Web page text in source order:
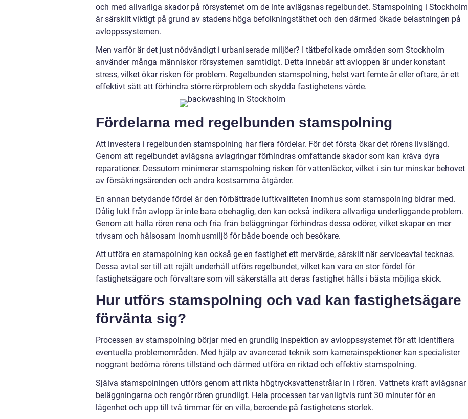
och med allvarliga skador på rörsystemet om de inte avlägsnas regelbundet. Stamspolning i Stockholm
är särskilt viktigt på grund av stadens höga befolkningstäthet och den därmed ökade belastningen på
avloppssystemen.
Men varför är det just nödvändigt i urbaniserade miljöer? I tätbefolkade områden som Stockholm
använder många människor rörsystemen samtidigt. Detta innebär att avloppen är under konstant
stress, vilket ökar risken för problem. Regelbunden stamspolning, helst vart femte år eller oftare, är ett
effektivt sätt att förhindra större rörproblem och skydda fastighetens värde.
Fördelarna med regelbunden stamspolning
Att investera i regelbunden stamspolning har flera fördelar. För det första ökar det rörens livslängd.
Genom att regelbundet avlägsna avlagringar förhindras omfattande skador som kan kräva dyra
reparationer. Dessutom minimerar stamspolning risken för vattenläckor, vilket i sin tur minskar behovet
av försäkringsärenden och andra kostsamma åtgärder.
En annan betydande fördel är den förbättrade luftkvaliteten inomhus som stamspolning bidrar med.
Dålig lukt från avlopp är inte bara obehaglig, den kan också indikera allvarliga underliggande problem.
Genom att hålla rören rena och fria från beläggningar förhindras dessa odörer, vilket skapar en mer
trivsam och hälsosam inomhusmiljö för både boende och besökare.
Att utföra en stamspolning kan också ge en fastighet ett mervärde, särskilt när serviceavtal tecknas.
Dessa avtal ser till att rejält underhåll utförs regelbundet, vilket kan vara en stor fördel för
fastighetsägare och förvaltare som vill säkerställa att deras fastighet hålls i bästa möjliga skick.
Hur utförs stamspolning och vad kan fastighetsägare
förvänta sig?
Processen av stamspolning börjar med en grundlig inspektion av avloppssystemet för att identifiera
eventuella problemområden. Med hjälp av avancerad teknik som kamerainspektioner kan specialister
noggrant bedöma rörens tillstånd och därmed utföra en riktad och effektiv stamspolning.
Själva stamspolningen utförs genom att rikta högtrycksvattenstrålar in i rören. Vattnets kraft avlägsnar
beläggningarna och rengör rören grundligt. Hela processen tar vanligtvis runt 30 minuter för en
lägenhet och upp till två timmar för en villa, beroende på fastighetens storlek.